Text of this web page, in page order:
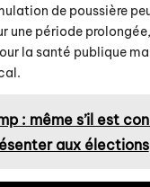
de poussière
une période
la santé publique
: même s’il est
aux élections